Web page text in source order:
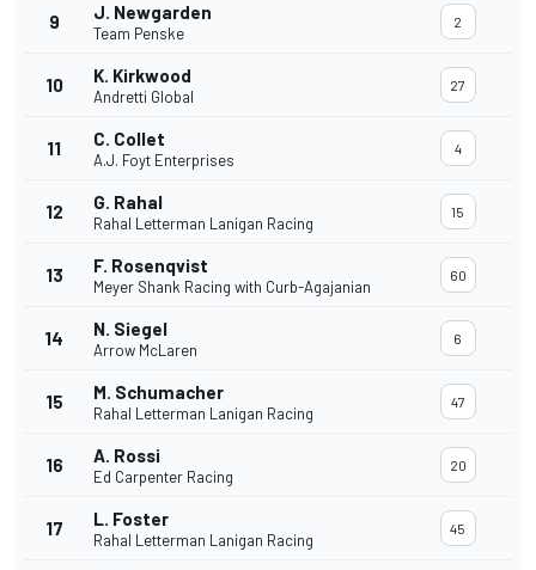
9 J. Newgarden
Team Penske
2
10 K. Kirkwood
Andretti Global
27
11 C. Collet
A.J. Foyt Enterprises
4
12 G. Rahal
Rahal Letterman Lanigan Racing
15
13 F. Rosenqvist
Meyer Shank Racing with Curb-Agajanian
60
14 N. Siegel
Arrow McLaren
6
15 M. Schumacher
Rahal Letterman Lanigan Racing
47
16 A. Rossi
Ed Carpenter Racing
20
17 L. Foster
Rahal Letterman Lanigan Racing
45